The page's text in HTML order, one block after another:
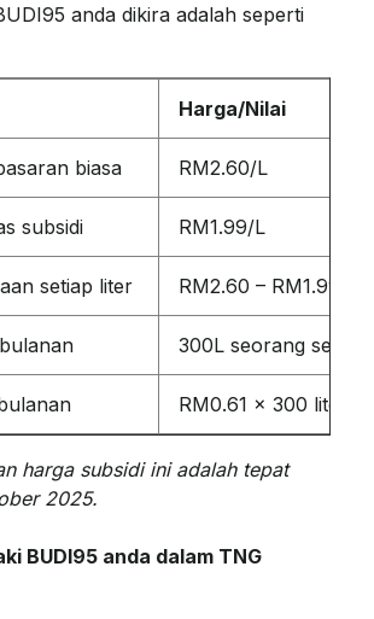
anda dikira adalah seperti
Harga/Nilai
biasa RM2.60/L
subsidi RM1.99/L
setiap liter RM2.60 – RM1.99 =
300L seorang setiap
RM0.61 x 300 liter =
harga subsidi ini adalah tepat
2025.
BUDI95 anda dalam TNG